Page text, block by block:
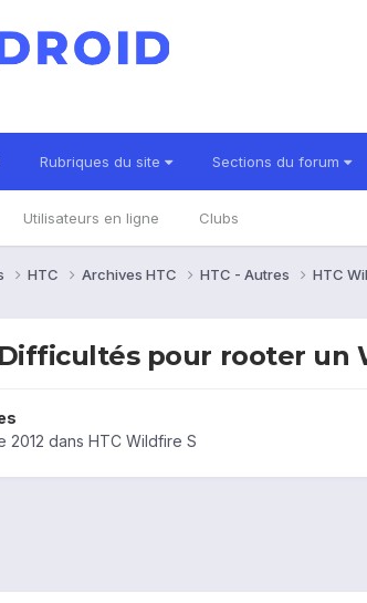
Rubriques du site Sections du forum
Utilisateurs en ligne Clubs
HTC Archives HTC HTC - Autres HTC
Difficultés pour rooter un
2012 dans HTC Wildfire S